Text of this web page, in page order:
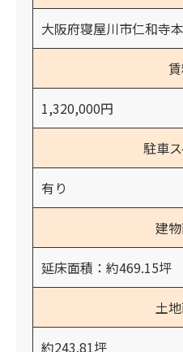
大阪府寝屋川市仁和寺
1,320,000円
駐車
有り
建
延床面積：約469.15坪
土
約243.81坪